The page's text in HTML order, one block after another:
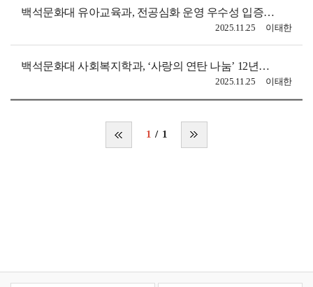
백석문화대 유아교육과, 전공심화 운영 우수성 입증… A등급 획득
이태한
2025.11.25
백석문화대 사회복지학과, ‘사랑의 연탄 나눔’ 12년째 실천… 지역에 따뜻한 온기 전해
이태한
2025.11.25
1 1